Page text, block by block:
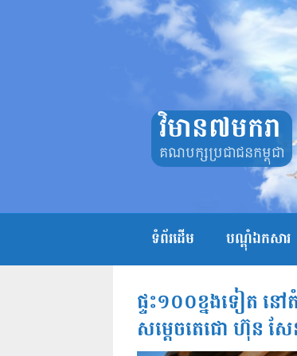
វិមាន៧មករា
គណបក្សប្រជាជនកម្ពុជា
ទំព័រដើម បណ្តុំឯកសារ
ផ្ទះ១០០ខ្នងទៀត ន
សម្ដេចតេជោ ហ៊ុន ស